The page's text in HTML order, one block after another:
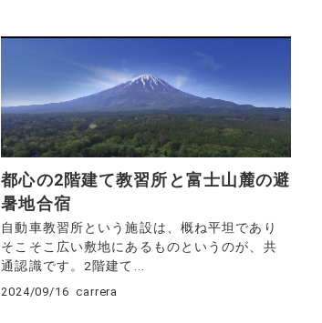
都心の2階建て教習所と富士山麓の避
暑地合宿
自動車教習所という施設は、概ね平坦であり
そこそこ広い敷地にあるものというのが、共
通認識です。2階建て...
2024/09/16 carrera